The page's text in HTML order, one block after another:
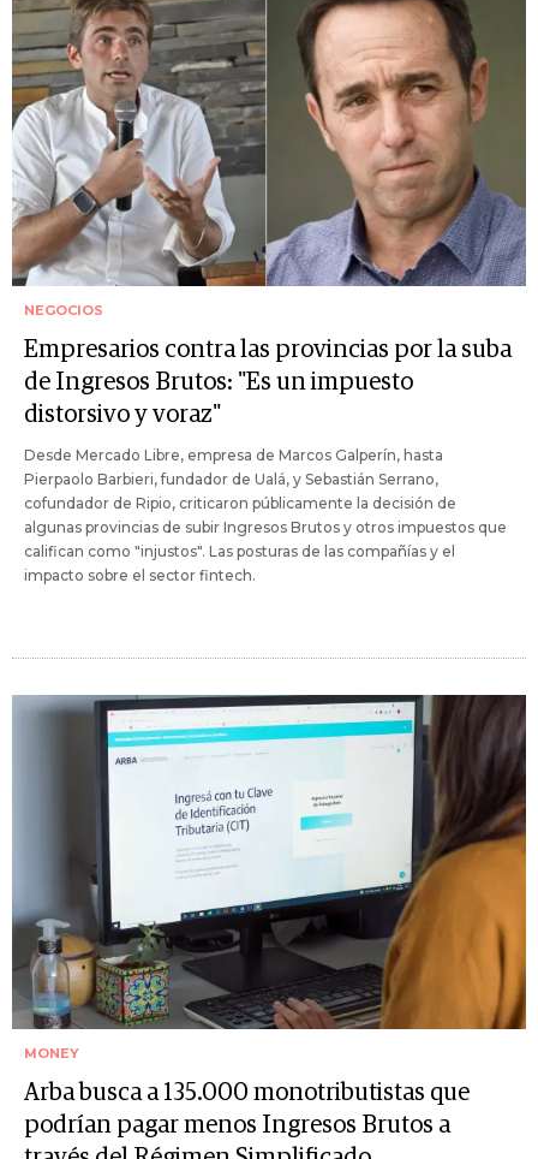
NEGOCIOS
Empresarios contra las provincias por la suba
de Ingresos Brutos: "Es un impuesto
distorsivo y voraz"
Desde Mercado Libre, empresa de Marcos Galperín, hasta
Pierpaolo Barbieri, fundador de Ualá, y Sebastián Serrano,
cofundador de Ripio, criticaron públicamente la decisión de
algunas provincias de subir Ingresos Brutos y otros impuestos que
califican como "injustos". Las posturas de las compañías y el
impacto sobre el sector fintech.
MONEY
Arba busca a 135.000 monotributistas que
podrían pagar menos Ingresos Brutos a